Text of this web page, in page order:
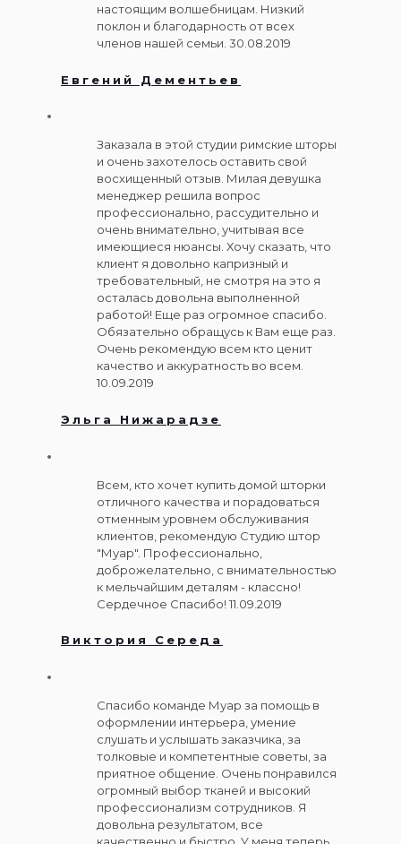
настоящим волшебницам. Низкий
поклон и благодарность от всех
членов нашей семьи. 30.08.2019
Евгений Дементьев
Заказала в этой студии римские шторы
и очень захотелось оставить свой
восхищенный отзыв. Милая девушка
менеджер решила вопрос
профессионально, рассудительно и
очень внимательно, учитывая все
имеющиеся нюансы. Хочу сказать, что
клиент я довольно капризный и
требовательный, не смотря на это я
осталась довольна выполненной
работой! Еще раз огромное спасибо.
Обязательно обращусь к Вам еще раз.
Очень рекомендую всем кто ценит
качество и аккуратность во всем.
10.09.2019
Эльга Нижарадзе
Всем, кто хочет купить домой шторки
отличного качества и порадоваться
отменным уровнем обслуживания
клиентов, рекомендую Студию штор
"Муар". Профессионально,
доброжелательно, с внимательностью
к мельчайшим деталям - классно!
Сердечное Спасибо! 11.09.2019
Виктория Середа
Спасибо команде Муар за помощь в
оформлении интерьера, умение
слушать и услышать заказчика, за
толковые и компетентные советы, за
приятное общение. Очень понравился
огромный выбор тканей и высокий
профессионализм сотрудников. Я
довольна результатом, все